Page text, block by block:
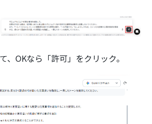
、OKなら「許可」をクリック。